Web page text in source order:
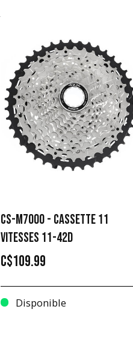
CS-M7000 - CASSETTE 11
VITESSES 11-42D
C$109.99
Disponible